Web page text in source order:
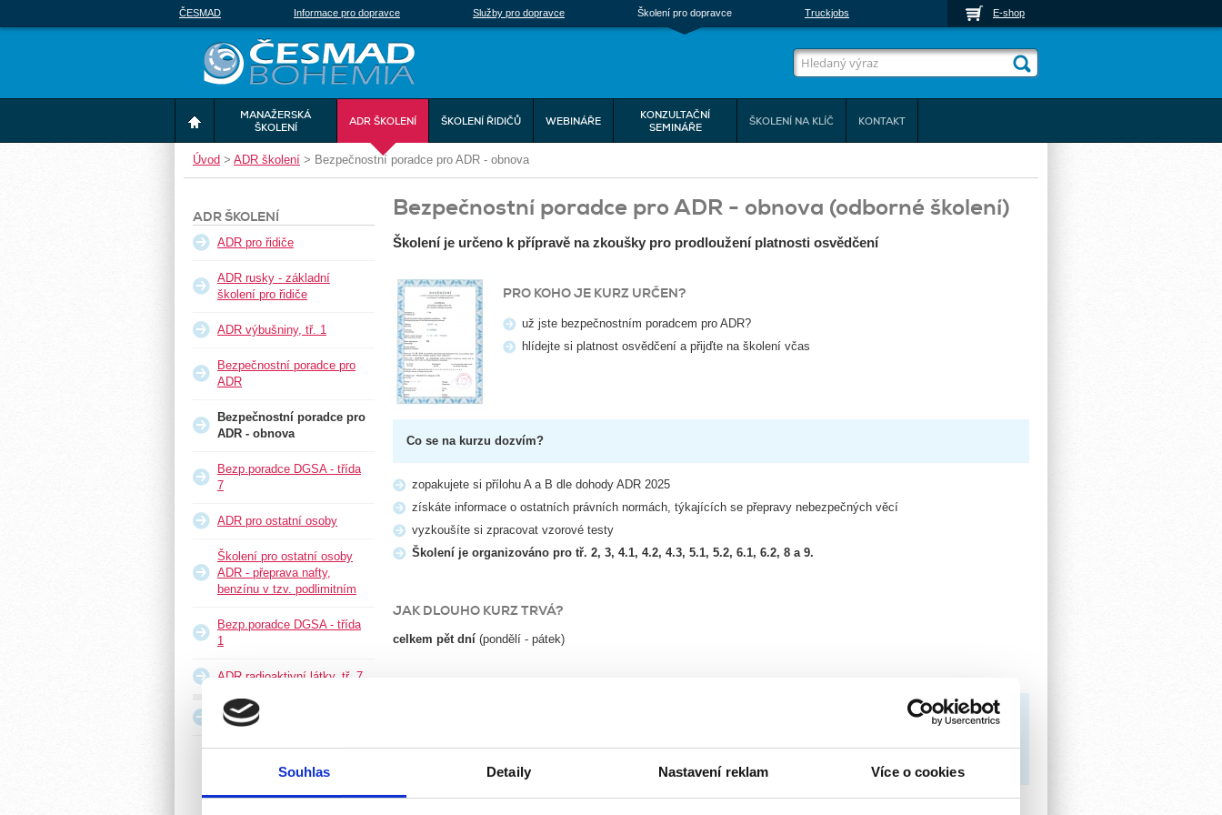
Souhlas Detaily Nastavení reklam Více o cookies
Úvod > ADR školení > Bezpečnostní poradce pro ADR - obnova
Bezpečnostní poradce pro ADR - obnova (odborné školení)
Školení je určeno k přípravě na zkoušky pro prodloužení platnosti osvědčení
PRO KOHO JE KURZ URČEN?
už jste bezpečnostním poradcem pro ADR?
hlídejte si platnost osvědčení a přijďte na školení včas
Co se na kurzu dozvím?
zopakujete si přílohu A a B dle dohody ADR 2025
získáte informace o ostatních právních normách, týkajících se přepravy nebezpečných věcí
vyzkoušíte si zpracovat vzorové testy
Školení je organizováno pro tř. 2, 3, 4.1, 4.2, 4.3, 5.1, 5.2, 6.1, 6.2, 8 a 9.
JAK DLOUHO KURZ TRVÁ?
celkem pět dní (pondělí - pátek)
21. – 25. 09. 2026 Brno
ADR ŠKOLENÍ
ADR pro řidiče
ADR rusky - základní
školení pro řidiče
ADR výbušniny, tř. 1
Bezpečnostní poradce pro
ADR
Bezpečnostní poradce pro
ADR - obnova
Bezp.poradce DGSA - třída
7
ADR pro ostatní osoby
Školení pro ostatní osoby
ADR - přeprava nafty,
benzínu v tzv. podlimitním
Bezp.poradce DGSA - třída
1
ADR radioaktivní látky, tř. 7
Zajímavosti
MANAŽERSKÁ
ŠKOLENÍ
ADR ŠKOLENÍ ŠKOLENÍ ŘIDIČŮ WEBINÁŘE
KONZULTAČNÍ
SEMINÁŘE
ŠKOLENÍ NA KLÍČ KONTAKT
ČESMAD Informace pro dopravce Služby pro dopravce Školení pro dopravce Truckjobs E-shop